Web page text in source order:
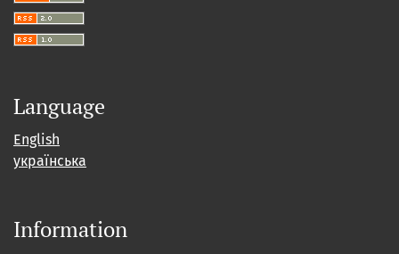
Language
English
українська
Information